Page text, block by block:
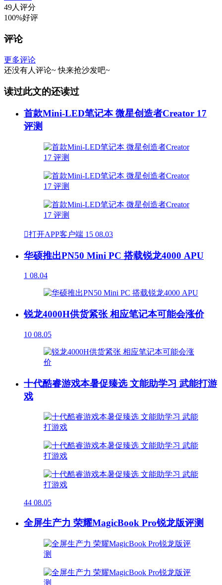
49人评分
100%好评
评论
更多评论
还没有人评论~ 快来抢沙发吧~
读过此文的还读过
首款Mini-LED笔记本 微星创造者Creator 17
评测
打开APP客户端 15 08.03
华硕推出PN50 Mini PC 搭载锐龙4000 APU
1 08.04
锐龙4000H供货紧张 相应笔记本可能会涨价
10 08.05
十代酷睿游戏本暑促臻选 文能助学习 武能打游
戏
44 08.05
全屏生产力 荣耀MagicBook Pro锐龙版评测